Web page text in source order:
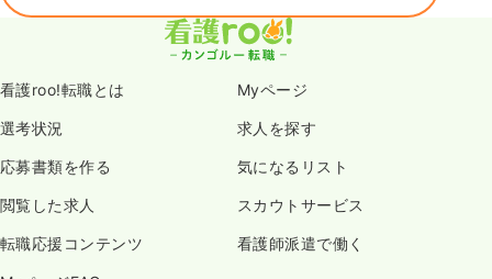
看護roo!転職とは Myページ
選考状況 求人を探す
応募書類を作る 気になるリスト
閲覧した求人 スカウトサービス
転職応援コンテンツ 看護師派遣で働く